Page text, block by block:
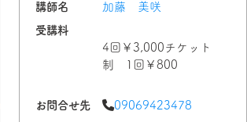
講師名
加藤 美咲
受講料
4回￥3,000チケット
制 1回￥800
お問合せ先 09069423478